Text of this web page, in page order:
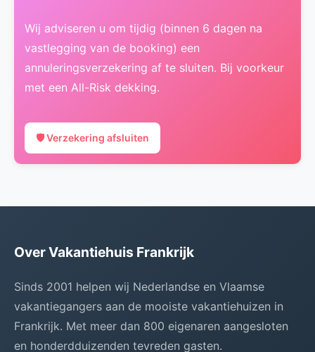
Wij adviseren u om tijdig (binnen 6 dagen na
vastlegging van de booking) een
annuleringsverzekering af te sluiten. Bij voorkeur
met een All-Risk dekking.
🛡️ Verzekering afsluiten
Over Vakantiehuis Frankrijk
Sinds 2001 helpen wij Nederlandse en Vlaamse
vakantiegangers aan de mooiste vakantiehuizen in
Frankrijk. Met meer dan 800 eigenaren aangesloten
en honderdduizenden tevreden gasten.